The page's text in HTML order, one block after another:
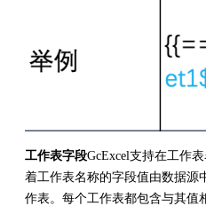
工作表字段GcExcel支持在工作
着工作表名称的字段值由数据源
作表。每个工作表都包含与其值